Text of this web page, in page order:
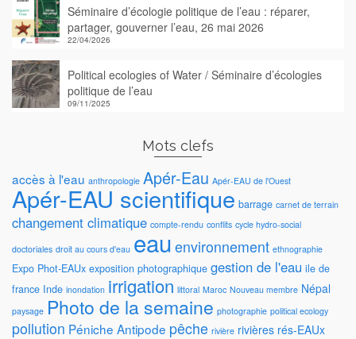
Séminaire d’écologie politique de l’eau : réparer,
partager, gouverner l’eau, 26 mai 2026
22/04/2026
Political ecologies of Water / Séminaire d’écologies
politique de l’eau
09/11/2025
Mots clefs
accès à l'eau anthropologie Apér-Eau Apér-EAU de l'Ouest
Apér-EAU scientifique barrage carnet de terrain
changement climatique compte-rendu conflits cycle hydro-social
doctoriales droit au cours d'eau eau environnement ethnographie
Expo Phot-EAUx exposition photographique gestion de l'eau ile de
france Inde inondation irrigation littoral Maroc Nouveau membre Népal
paysage Photo de la semaine photographie political ecology
pollution Péniche Antipode pêche rivière rivières rés-EAUx